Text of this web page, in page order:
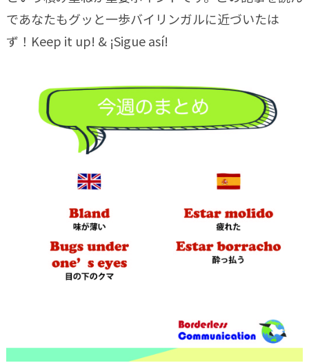
であなたもグッと一歩バイリンガルに近づいたは
ず！Keep it up! & ¡Sigue así!